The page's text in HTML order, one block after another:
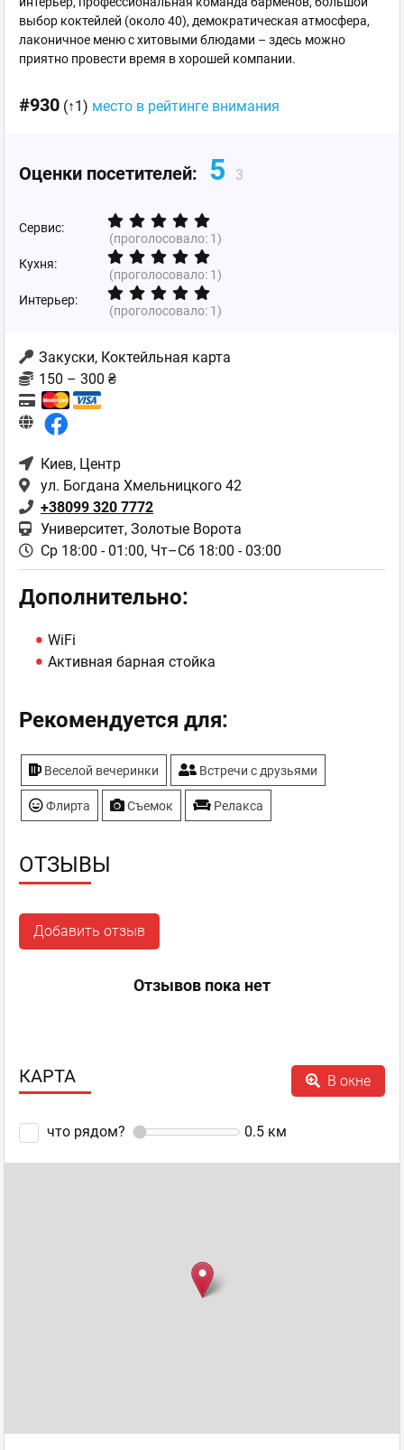
выбор коктейлей (около 40), демократическая атмосфера,
лаконичное меню с хитовыми блюдами – здесь можно
приятно провести время в хорошей компании.
#930 (↑1) место в рейтинге внимания
Оценки посетителей: 5 3
Сервис:
(проголосовало: 1)
Кухня:
(проголосовало: 1)
Интерьер:
(проголосовало: 1)
Закуски, Коктейльная карта
150 – 300 ₴
Киев, Центр
ул. Богдана Хмельницкого 42
+38099 320 7772
Университет, Золотые Ворота
Ср 18:00 - 01:00, Чт–Сб 18:00 - 03:00
Дополнительно:
WiFi
Активная барная стойка
Рекомендуется для:
Веселой вечеринки Встречи с друзьями
Флирта Съемок Релакса
ОТЗЫВЫ
Добавить отзыв
Отзывов пока нет
КАРТА В окне
что рядом? 0.5 км